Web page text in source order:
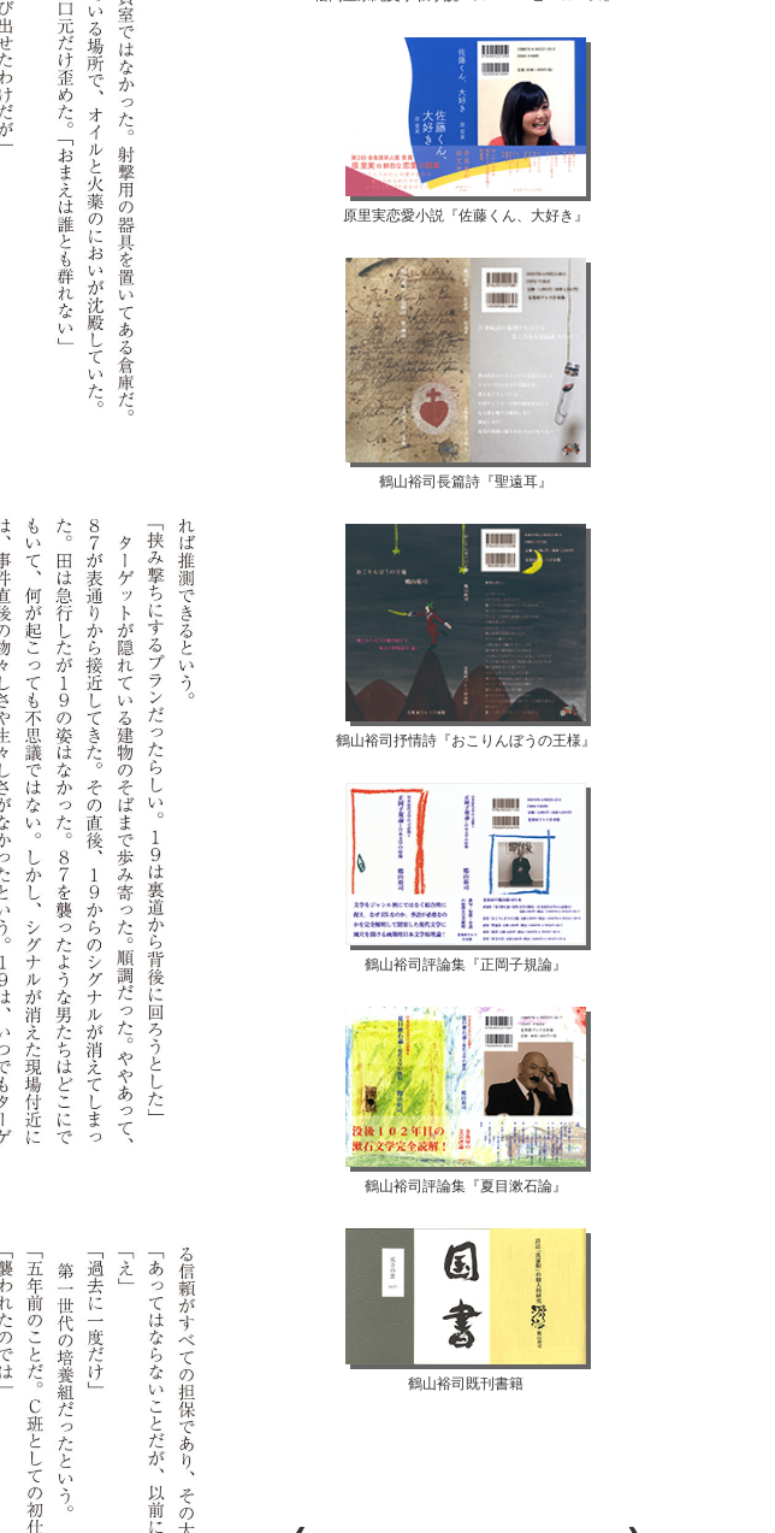
原里実恋愛小説『佐藤くん、大好き』
鶴山裕司長篇詩『聖遠耳』
鶴山裕司抒情詩『おこりんぼうの王様』
鶴山裕司評論集『正岡子規論』
鶴山裕司評論集『夏目漱石論』
鶴山裕司既刊書籍